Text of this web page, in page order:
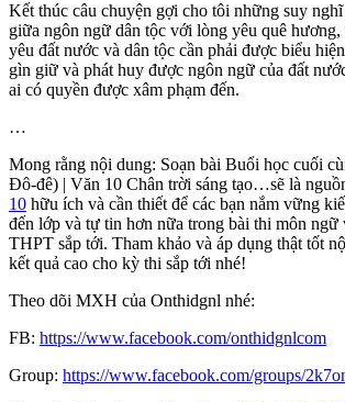
Kết thúc câu chuyện gợi cho tôi những suy
giữa ngôn ngữ dân tộc với lòng yêu quê
yêu đất nước và dân tộc cần phải được biểu
gìn giữ và phát huy được ngôn ngữ của đất
ai có quyền được xâm phạm đến.
…
Mong rằng nội dung: Soạn bài Buổi học cuối
Đô-đê) | Văn 10 Chân trời sáng tạo…sẽ là
10 hữu ích và cần thiết để các bạn nắm vững
đến lớp và tự tin hơn nữa trong bài thi môn ngữ
THPT sắp tới. Tham khảo và áp dụng thật tốt
kết quả cao cho kỳ thi sắp tới nhé!
Theo dõi MXH của Onthidgnl nhé:
FB: https://www.facebook.com/onthidgnlcom
Group: https://www.facebook.com/groups/